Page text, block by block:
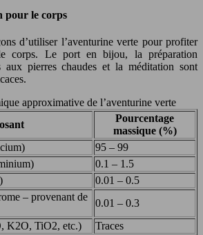
pour le corps
d’utiliser l’aventurine verte pour profiter
corps. Le port en bijou, la préparation
aux pierres chaudes et la méditation sont
approximative de l’aventurine verte
Pourcentage
massique (%)
95 – 99
0.1 – 1.5
0.01 – 0.5
– provenant de
0.01 – 0.3
K2O, TiO2, etc.)
Traces